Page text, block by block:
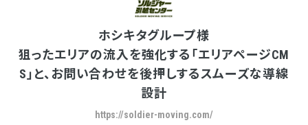
ホシキタグループ様
狙ったエリアの流入を強化する「エリアページCM
S」と、お問い合わせを後押しするスムーズな導線
設計
https://soldier-moving.com/